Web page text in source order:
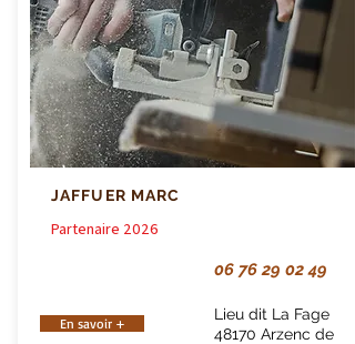
JAFFUER MARC
Partenaire 2026
06 76 29 02 49
En savoir +
Lieu dit La Fage
48170 Arzenc de